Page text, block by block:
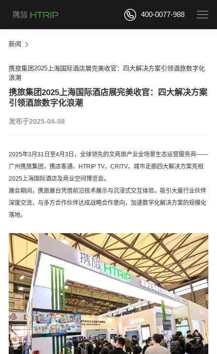
400-0077-988
新闻
携旅集团2025上海国际酒店展完美收官：四大解决方案引领酒旅数字化
浪潮
携旅集团2025上海国际酒店展完美收官：四大解决方案
引领酒旅数字化浪潮
发布于2025-04-08
2025年3月31日 至4月3日，全球领先的文商旅产业全场景生态运营服务商——
广州携旅集团，携店客通、 HTRIP TV、CRITV、城市走廊四大解决方案亮相
2025上海国际酒店及商业空间博览会。
展会期间，携旅展台凭借前沿技术展示与沉浸式交互体验，吸引大量行业伙伴
深度交流，与多方合作伙伴达成战略合作意向，加速数字化解决方案的规模化
落地。